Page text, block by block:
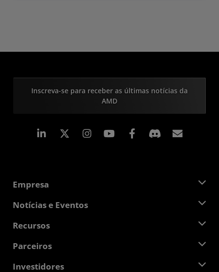
Inscreva-se para receber as últimas notícias da
AMD
Linkedin Instagram Facebook
Empresa
Sobre a AMD
Responsibilidade Corporativa
Oportunidades de Emprego
Contato AMD
Notícias e Eventos
Sala de Imprensa
Bibliotecas de Mídias
Recursos
Central do desenvolvedor
Estudos de caso
Parceiros
AMD Partner Hub
Investidores